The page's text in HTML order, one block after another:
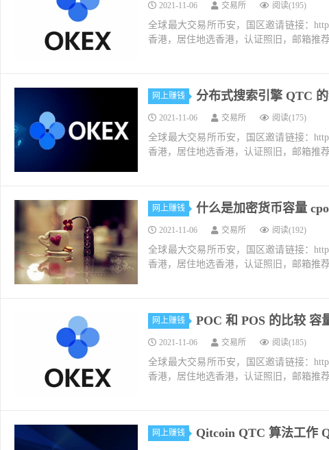
2021-11-06 交易所 阅读(195)
全球最大交易所币安，国区邀请链接：
香港，居住地选香港，认证照旧，邮箱推
网上赚钱 分布式搜索引擎 QTC
2021-11-06 交易所 阅读(175)
全球最大交易所币安，国区邀请链接：
香港，居住地选香港，认证照旧，邮箱推
网上赚钱 什么是加密货币容量
2021-11-06 交易所 阅读(192)
全球最大交易所币安，国区邀请链接：
香港，居住地选香港，认证照旧，邮箱推
网上赚钱 POC 和 POS 的比较 容
2021-11-06 交易所 阅读(185)
全球最大交易所币安，国区邀请链接：
香港，居住地选香港，认证照旧，邮箱推
网上赚钱 Qitcoin QTC 算法工作